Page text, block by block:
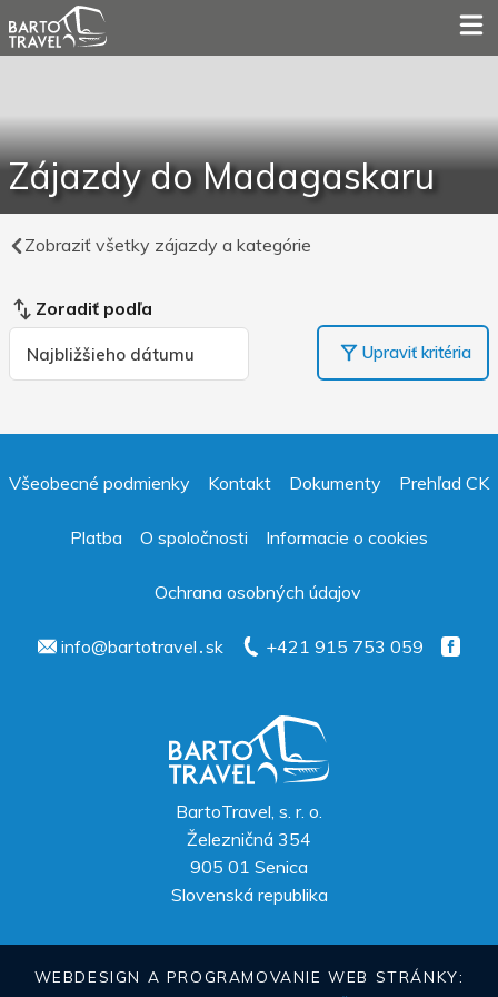
Zájazdy do Madagaskaru
Zobraziť všetky zájazdy a kategórie
Zoradiť podľa
Upraviť kritéria
BartoTravel, s. r. o.
Železničná 354
905 01 Senica
Slovenská republika
Všeobecné podmienky Kontakt Dokumenty Prehľad CK
Platba O spoločnosti Informacie o cookies
Ochrana osobných údajov
info@bartotravel․sk +421 915 753 059
WEBDESIGN A PROGRAMOVANIE WEB STRÁNKY: